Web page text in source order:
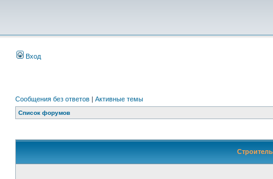
Вход
Сообщения без ответов | Активные темы
Список форумов